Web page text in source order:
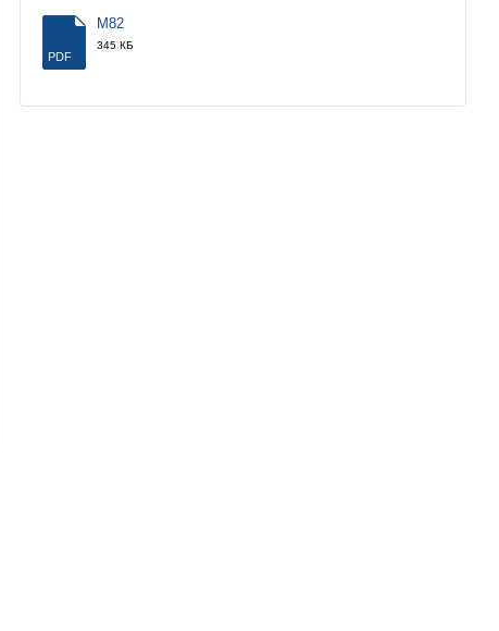
PDF
M82
345 КБ